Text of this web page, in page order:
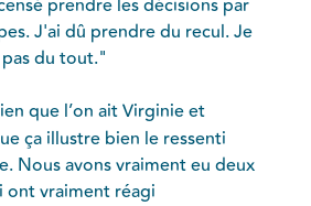
prendre les décisions par
J'ai dû prendre du recul. Je
du tout."
que l’on ait Virginie et
ça illustre bien le ressenti
Nous avons vraiment eu deux
ont vraiment réagi